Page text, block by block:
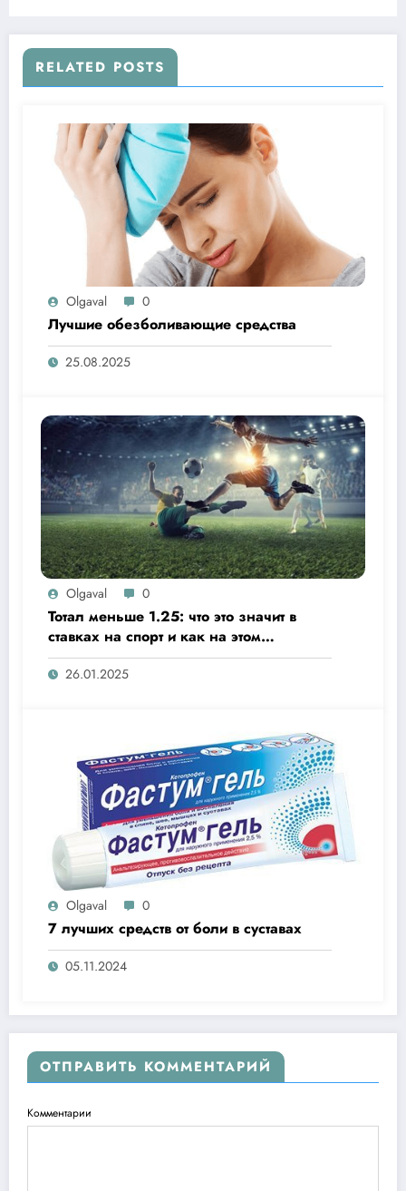
RELATED POSTS
Olgaval 0
Лучшие обезболивающие средства
25.08.2025
Olgaval 0
Тотал меньше 1.25: что это значит в
ставках на спорт и как на этом
заработать?
26.01.2025
Olgaval 0
7 лучших средств от боли в суставах
05.11.2024
ОТПРАВИТЬ КОММЕНТАРИЙ
Комментарии